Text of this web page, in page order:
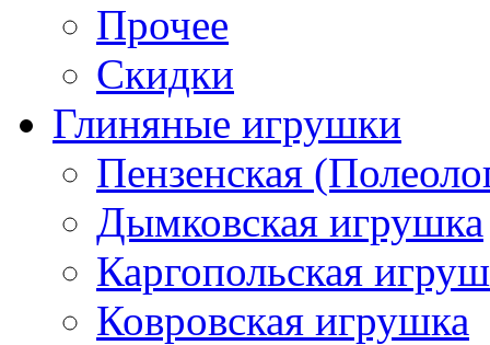
Прочее
Скидки
Глиняные игрушки
Пензенская
Дымковская игрушка
Каргопольская
Ковровская игрушка